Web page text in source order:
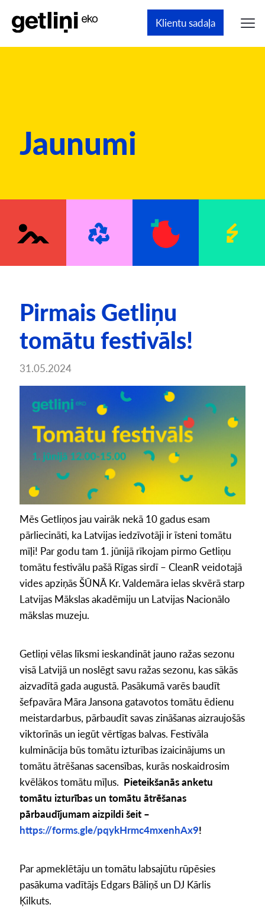
Klientu sadaļa
Jaunumi
Pirmais Getliņu
tomātu festivāls!
31.05.2024
Mēs Getliņos jau vairāk nekā 10 gadus esam
pārliecināti, ka Latvijas iedzīvotāji ir īsteni tomātu
mīļi! Par godu tam 1. jūnijā rīkojam pirmo Getliņu
tomātu festivālu pašā Rīgas sirdī – CleanR veidotajā
vides apziņās ŠŪNĀ Kr. Valdemāra ielas skvērā starp
Latvijas Mākslas akadēmiju un Latvijas Nacionālo
mākslas muzeju.
Getliņi vēlas līksmi ieskandināt jauno ražas sezonu
visā Latvijā un noslēgt savu ražas sezonu, kas sākās
aizvadītā gada augustā. Pasākumā varēs baudīt
šefpavāra Māra Jansona gatavotos tomātu ēdienu
meistardarbus, pārbaudīt savas zināšanas aizraujošās
viktorīnās un iegūt vērtīgas balvas. Festivāla
kulminācija būs tomātu izturības izaicinājums un
tomātu ātrēšanas sacensības, kurās noskaidrosim
kvēlākos tomātu mīļus. Pieteikšanās anketu
tomātu izturības un tomātu ātrēšanas
pārbaudījumam aizpildi šeit –
https://forms.gle/pqykHrmc4mxenhAx9!
Par apmeklētāju un tomātu labsajūtu rūpēsies
pasākuma vadītājs Edgars Bāliņš un DJ Kārlis
Ķilkuts.